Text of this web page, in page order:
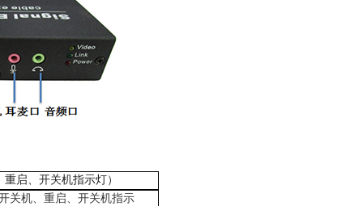
重启、开关机指示灯）
关机、重启、开关机指示